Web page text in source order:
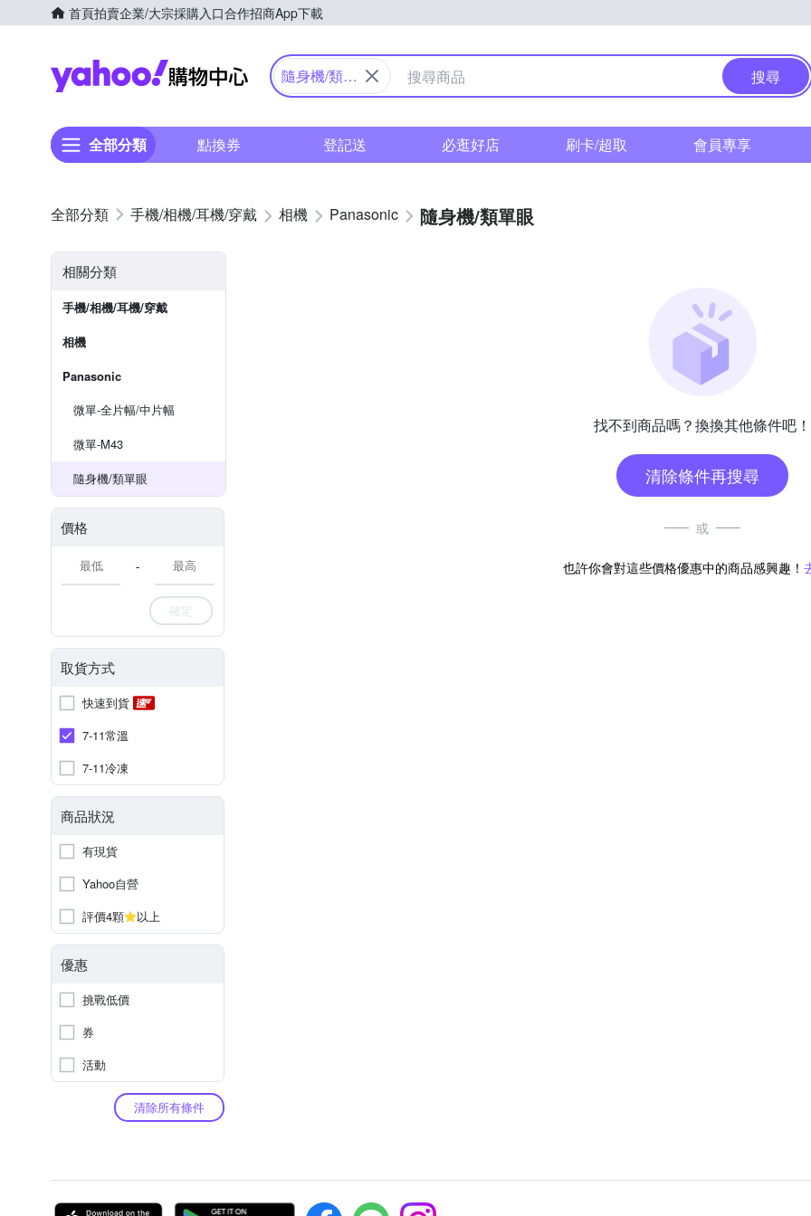
首頁拍賣企業/大宗採購入口合作招商App下載
Yahoo購物中心
隨身機/類單
搜尋
全部分類 點換券 登記送 必逛好店 刷卡/超取 會員專享
手機/相機/耳機/穿戴 相機 Panasonic 隨身機/類單眼
相關分類
手機/相機/耳機/穿戴
相機
Panasonic
微單-全片幅/中片幅
微單-M43
隨身機/類單眼
價格
-
確定
取貨方式
快速到貨
7-11常溫
7-11冷凍
商品狀況
有現貨
Yahoo自營
評價4顆
以上
優惠
挑戰低價
券
活動
清除所有條件
找不到商品嗎？換換其他條件吧！
清除條件再搜尋
或
也許你會對這些價格優惠中的商品感興趣！